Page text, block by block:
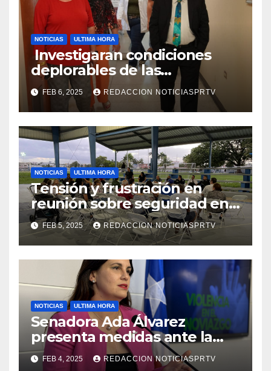
NOTICIAS ULTIMA HORA
Investigaran condiciones
deplorables de las
facilidades el Departamento
de la Salud en Mayagüez
FEB 6, 2025 REDACCION NOTICIASPRTV
NOTICIAS ULTIMA HORA
Tensión y frustración en
reunión sobre seguridad en
Reparto Metropolitano
FEB 5, 2025 REDACCION NOTICIASPRTV
NOTICIAS ULTIMA HORA
Senadora Ada Álvarez
presenta medidas ante la
violencia en el noviazgo
FEB 4, 2025 REDACCION NOTICIASPRTV